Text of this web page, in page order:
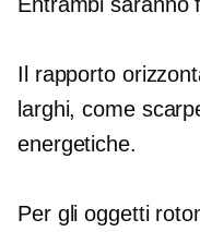
Il rapporto
larghi, come
energetiche.
Per gli oggetti